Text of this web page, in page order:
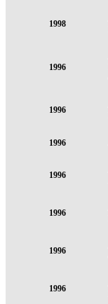
1998
1996
1996
1996
1996
1996
1996
1996